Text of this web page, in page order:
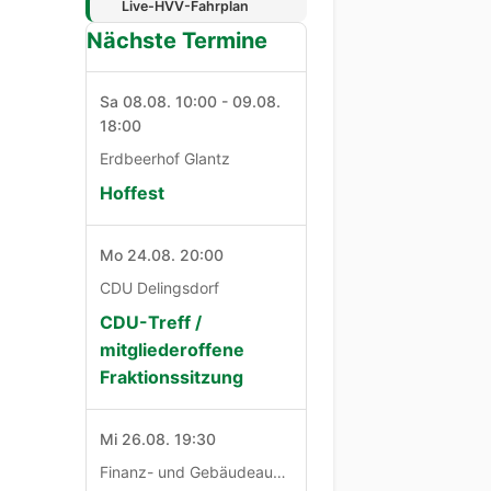
Live-HVV-Fahrplan
Nächste Termine
Sa 08.08. 10:00 - 09.08.
18:00
Erdbeerhof Glantz
Hoffest
Mo 24.08. 20:00
CDU Delingsdorf
CDU-Treff /
mitgliederoffene
Fraktionssitzung
Mi 26.08. 19:30
Finanz- und Gebäudeausschuß